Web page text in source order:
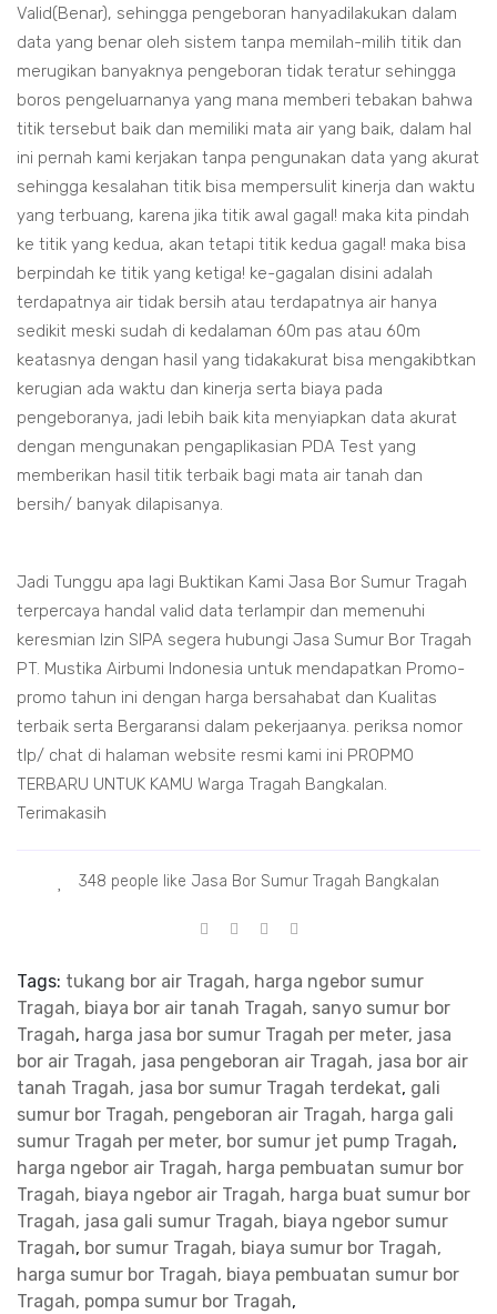
Valid(Benar), sehingga pengeboran hanyadilakukan dalam
data yang benar oleh sistem tanpa memilah-milih titik dan
merugikan banyaknya pengeboran tidak teratur sehingga
boros pengeluarnanya yang mana memberi tebakan bahwa
titik tersebut baik dan memiliki mata air yang baik, dalam hal
ini pernah kami kerjakan tanpa pengunakan data yang akurat
sehingga kesalahan titik bisa mempersulit kinerja dan waktu
yang terbuang, karena jika titik awal gagal! maka kita pindah
ke titik yang kedua, akan tetapi titik kedua gagal! maka bisa
berpindah ke titik yang ketiga! ke-gagalan disini adalah
terdapatnya air tidak bersih atau terdapatnya air hanya
sedikit meski sudah di kedalaman 60m pas atau 60m
keatasnya dengan hasil yang tidakakurat bisa mengakibtkan
kerugian ada waktu dan kinerja serta biaya pada
pengeboranya, jadi lebih baik kita menyiapkan data akurat
dengan mengunakan pengaplikasian PDA Test yang
memberikan hasil titik terbaik bagi mata air tanah dan
bersih/ banyak dilapisanya.
Jadi Tunggu apa lagi Buktikan Kami Jasa Bor Sumur Tragah
terpercaya handal valid data terlampir dan memenuhi
keresmian Izin SIPA segera hubungi Jasa Sumur Bor Tragah
PT. Mustika Airbumi Indonesia untuk mendapatkan Promo-
promo tahun ini dengan harga bersahabat dan Kualitas
terbaik serta Bergaransi dalam pekerjaanya. periksa nomor
tlp/ chat di halaman website resmi kami ini PROPMO
TERBARU UNTUK KAMU Warga Tragah Bangkalan.
Terimakasih
348 people like Jasa Bor Sumur Tragah Bangkalan
Tags: tukang bor air Tragah, harga ngebor sumur
Tragah, biaya bor air tanah Tragah, sanyo sumur bor
Tragah, harga jasa bor sumur Tragah per meter, jasa
bor air Tragah, jasa pengeboran air Tragah, jasa bor air
tanah Tragah, jasa bor sumur Tragah terdekat, gali
sumur bor Tragah, pengeboran air Tragah, harga gali
sumur Tragah per meter, bor sumur jet pump Tragah,
harga ngebor air Tragah, harga pembuatan sumur bor
Tragah, biaya ngebor air Tragah, harga buat sumur bor
Tragah, jasa gali sumur Tragah, biaya ngebor sumur
Tragah, bor sumur Tragah, biaya sumur bor Tragah,
harga sumur bor Tragah, biaya pembuatan sumur bor
Tragah, pompa sumur bor Tragah,